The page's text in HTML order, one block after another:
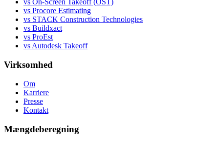
vs On-Screen Takeoff (OST)
vs Procore Estimating
vs STACK Construction Technologies
vs Buildxact
vs ProEst
vs Autodesk Takeoff
Virksomhed
Om
Karriere
Presse
Kontakt
Mængdeberegning